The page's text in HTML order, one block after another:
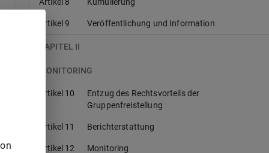
Artikel 9 Veröffentlichung und Information
KAPITEL II
MONITORING
Artikel 10
Entzug des Rechtsvorteils der
Gruppenfreistellung
Artikel 11 Berichterstattung
Artikel 12 Monitoring